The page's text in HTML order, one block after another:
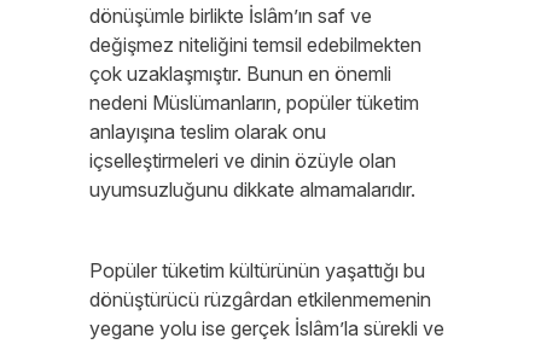
dönüşümle birlikte İslâm’ın saf ve
değişmez niteliğini temsil edebilmekten
çok uzaklaşmıştır. Bunun en önemli
nedeni Müslümanların, popüler tüketim
anlayışına teslim olarak onu
içselleştirmeleri ve dinin özüyle olan
uyumsuzluğunu dikkate almamalarıdır.
Popüler tüketim kültürünün yaşattığı bu
dönüştürücü rüzgârdan etkilenmemenin
yegane yolu ise gerçek İslâm’la sürekli ve